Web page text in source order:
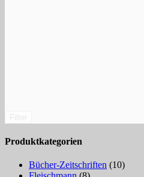
Produktkategorien
Bücher-Zeitschriften (10)